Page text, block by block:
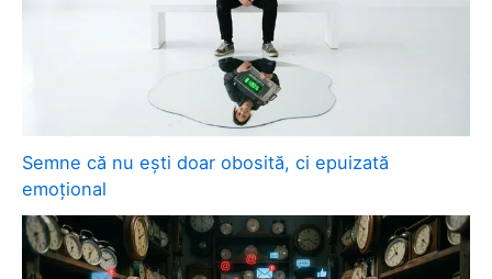
Semne că nu ești doar obosită, ci epuizată
emoțional